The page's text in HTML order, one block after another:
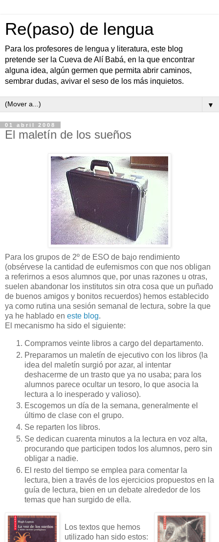
Re(paso) de lengua
Para los profesores de lengua y literatura, este blog
pretende ser la Cueva de Alí Babá, en la que encontrar
alguna idea, algún germen que permita abrir caminos,
sembrar dudas, avivar el seso de los más inquietos.
▼
01 abril 2008
El maletín de los sueños
Para los grupos de 2º de ESO de bajo rendimiento
(obsérvese la cantidad de eufemismos con que nos obligan
a referirnos a esos alumnos que, por unas razones u otras,
suelen abandonar los institutos sin otra cosa que un puñado
de buenos amigos y bonitos recuerdos) hemos establecido
ya como rutina una sesión semanal de lectura, sobre la que
ya he hablado en este blog.
El mecanismo ha sido el siguiente:
Compramos veinte libros a cargo del departamento.
Preparamos un maletín de ejecutivo con los libros (la
idea del maletín surgió por azar, al intentar
deshacerme de un trasto que ya no usaba; para los
alumnos parece ocultar un tesoro, lo que asocia la
lectura a lo inesperado y valioso).
Escogemos un día de la semana, generalmente el
último de clase con el grupo.
Se reparten los libros.
Se dedican cuarenta minutos a la lectura en voz alta,
procurando que participen todos los alumnos, pero sin
obligar a nadie.
El resto del tiempo se emplea para comentar la
lectura, bien a través de los ejercicios propuestos en la
guía de lectura, bien en un debate alrededor de los
temas que han surgido de ella.
Los textos que hemos
utilizado han sido estos: